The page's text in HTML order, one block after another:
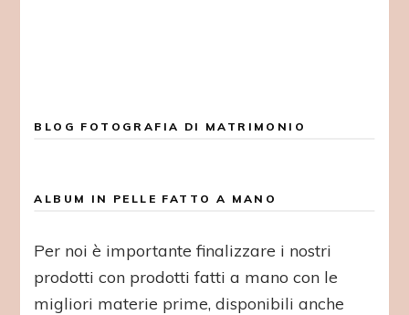
BLOG FOTOGRAFIA DI MATRIMONIO
ALBUM IN PELLE FATTO A MANO
Per noi è importante finalizzare i nostri
prodotti con prodotti fatti a mano con le
migliori materie prime, disponibili anche